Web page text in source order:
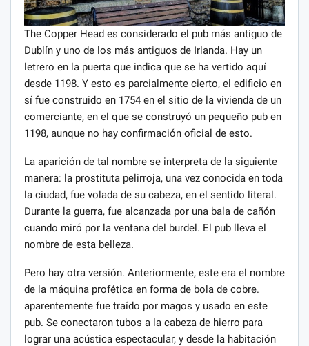
The Copper Head es considerado el pub más antiguo de
Dublín y uno de los más antiguos de Irlanda. Hay un
letrero en la puerta que indica que se ha vertido aquí
desde 1198. Y esto es parcialmente cierto, el edificio en
sí fue construido en 1754 en el sitio de la vivienda de un
comerciante, en el que se construyó un pequeño pub en
1198, aunque no hay confirmación oficial de esto.
La aparición de tal nombre se interpreta de la siguiente
manera: la prostituta pelirroja, una vez conocida en toda
la ciudad, fue volada de su cabeza, en el sentido literal.
Durante la guerra, fue alcanzada por una bala de cañón
cuando miró por la ventana del burdel. El pub lleva el
nombre de esta belleza.
Pero hay otra versión. Anteriormente, este era el nombre
de la máquina profética en forma de bola de cobre.
aparentemente fue traído por magos y usado en este
pub. Se conectaron tubos a la cabeza de hierro para
lograr una acústica espectacular, y desde la habitación